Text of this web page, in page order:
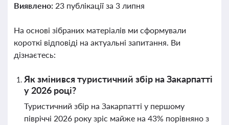
Виявлено: 23 публікації за 3 липня
На основі зібраних матеріалів ми сформували
короткі відповіді на актуальні запитання. Ви
дізнаєтесь:
Як змінився туристичний збір на Закарпатті
у 2026 році?
Туристичний збір на Закарпатті у першому
півріччі 2026 року зріс майже на 43% порівняно з